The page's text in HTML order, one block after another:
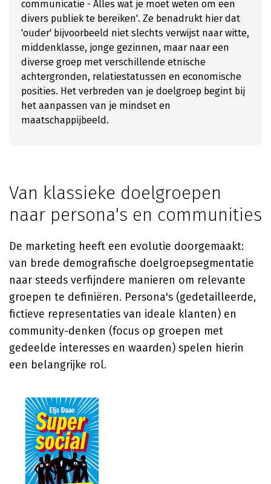
communicatie - Alles wat je moet weten om een
divers publiek te bereiken'. Ze benadrukt hier dat
'ouder' bijvoorbeeld niet slechts verwijst naar witte,
middenklasse, jonge gezinnen, maar naar een
diverse groep met verschillende etnische
achtergronden, relatiestatussen en economische
posities. Het verbreden van je doelgroep begint bij
het aanpassen van je mindset en
maatschappijbeeld.
Van klassieke doelgroepen
naar persona's en communities
De marketing heeft een evolutie doorgemaakt:
van brede demografische doelgroepsegmentatie
naar steeds verfijndere manieren om relevante
groepen te definiëren. Persona's (gedetailleerde,
fictieve representaties van ideale klanten) en
community-denken (focus op groepen met
gedeelde interesses en waarden) spelen hierin
een belangrijke rol.